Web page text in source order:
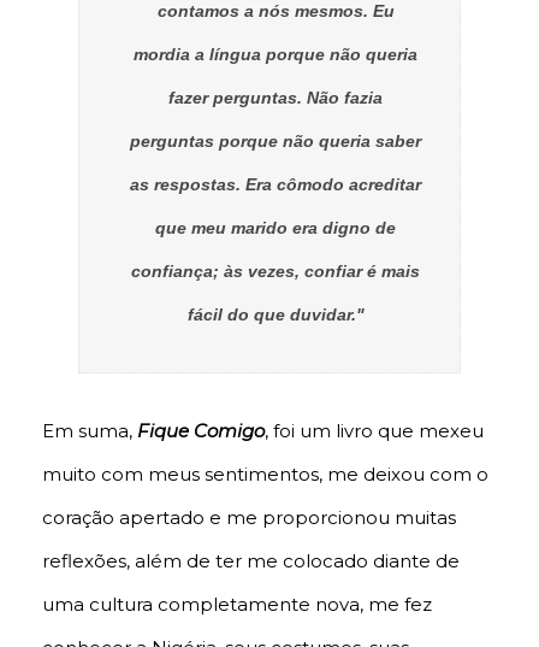
contamos a nós mesmos. Eu
mordia a língua porque não queria
fazer perguntas. Não fazia
perguntas porque não queria saber
as respostas. Era cômodo acreditar
que meu marido era digno de
confiança; às vezes, confiar é mais
fácil do que duvidar."
Em suma, Fique Comigo, foi um livro que mexeu
muito com meus sentimentos, me deixou com o
coração apertado e me proporcionou muitas
reflexões, além de ter me colocado diante de
uma cultura completamente nova, me fez